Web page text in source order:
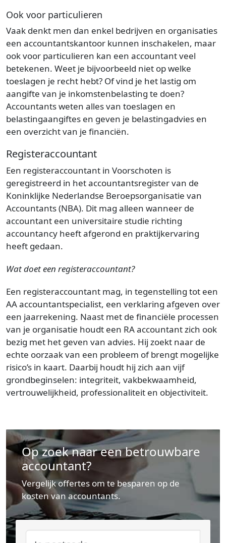
Ook voor particulieren
Vaak denkt men dan enkel bedrijven en organisaties
een accountantskantoor kunnen inschakelen, maar
ook voor particulieren kan een accountant veel
betekenen. Weet je bijvoorbeeld niet op welke
toeslagen je recht hebt? Of vind je het lastig om
aangifte van je inkomstenbelasting te doen?
Accountants weten alles van toeslagen en
belastingaangiftes en geven je belastingadvies en
een overzicht van je financiën.
Registeraccountant
Een registeraccountant in Voorschoten is
geregistreerd in het accountantsregister van de
Koninklijke Nederlandse Beroepsorganisatie van
Accountants (NBA). Dit mag alleen wanneer de
accountant een universitaire studie richting
accountancy heeft afgerond en praktijkervaring
heeft gedaan.
Wat doet een registeraccountant?
Een registeraccountant mag, in tegenstelling tot een
AA accountantspecialist, een verklaring afgeven over
een jaarrekening. Naast met de financiële processen
van je organisatie houdt een RA accountant zich ook
bezig met het geven van advies. Hij zoekt naar de
echte oorzaak van een probleem of brengt mogelijke
risico’s in kaart. Daarbij houdt hij zich aan vijf
grondbeginselen: integriteit, vakbekwaamheid,
vertrouwelijkheid, professionaliteit en objectiviteit.
Op zoek naar een betrouwbare
accountant?
Vergelijk offertes om te besparen op de
kosten van accountants.